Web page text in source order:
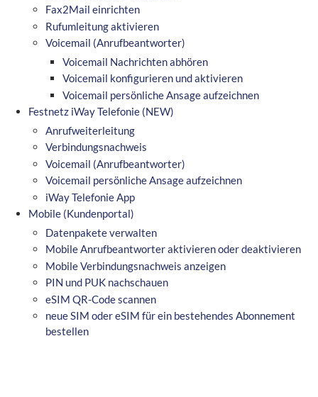
Fax2Mail einrichten
Rufumleitung aktivieren
Voicemail (Anrufbeantworter)
Voicemail Nachrichten abhören
Voicemail konfigurieren und aktivieren
Voicemail persönliche Ansage aufzeichnen
Festnetz iWay Telefonie (NEW)
Anrufweiterleitung
Verbindungsnachweis
Voicemail (Anrufbeantworter)
Voicemail persönliche Ansage aufzeichnen
iWay Telefonie App
Mobile (Kundenportal)
Datenpakete verwalten
Mobile Anrufbeantworter aktivieren oder deaktivieren
Mobile Verbindungsnachweis anzeigen
PIN und PUK nachschauen
eSIM QR-Code scannen
neue SIM oder eSIM für ein bestehendes Abonnement
bestellen